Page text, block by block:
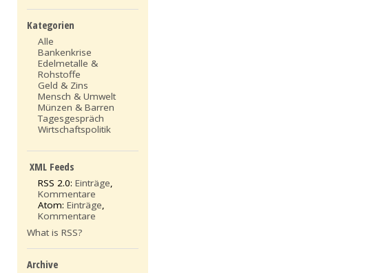
Kategorien
Alle
Bankenkrise
Edelmetalle &
Rohstoffe
Geld & Zins
Mensch & Umwelt
Münzen & Barren
Tagesgespräch
Wirtschaftspolitik
XML Feeds
RSS 2.0:Einträge,
Kommentare
Atom:Einträge,
Kommentare
What is RSS?
Archive